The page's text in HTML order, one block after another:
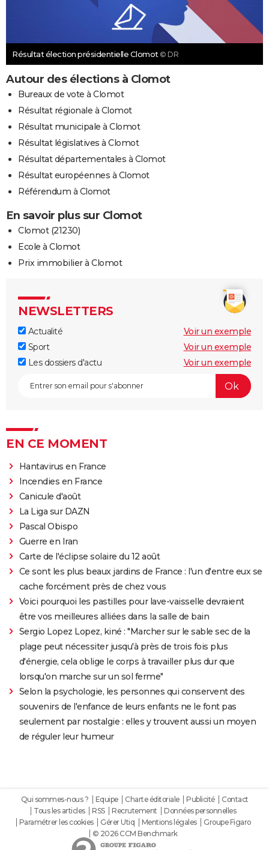
Résultat élection présidentielle Clomot © DR
Autour des élections à Clomot
Bureaux de vote à Clomot
Résultat régionale à Clomot
Résultat municipale à Clomot
Résultat législatives à Clomot
Résultat départementales à Clomot
Résultat européennes à Clomot
Référendum à Clomot
En savoir plus sur Clomot
Clomot (21230)
Ecole à Clomot
Prix immobilier à Clomot
NEWSLETTERS
Actualité
Voir un exemple
Sport
Voir un exemple
Les dossiers d'actu
Voir un exemple
EN CE MOMENT
Hantavirus en France
Incendies en France
Canicule d'août
La Liga sur DAZN
Pascal Obispo
Guerre en Iran
Carte de l'éclipse solaire du 12 août
Ce sont les plus beaux jardins de France : l'un d'entre eux se
cache forcément près de chez vous
Voici pourquoi les pastilles pour lave-vaisselle devraient
être vos meilleures alliées dans la salle de bain
Sergio Lopez Lopez, kiné : "Marcher sur le sable sec de la
plage peut nécessiter jusqu'à près de trois fois plus
d'énergie, cela oblige le corps à travailler plus dur que
lorsqu'on marche sur un sol ferme"
Selon la psychologie, les personnes qui conservent des
souvenirs de l'enfance de leurs enfants ne le font pas
seulement par nostalgie : elles y trouvent aussi un moyen
de réguler leur humeur
Qui sommes-nous ? Equipe Charte éditoriale Publicité
Contact
Tous les articles
RSS Recrutement
Données personnelles
Paramétrer les cookies
Gérer Utiq Mentions légales
Groupe Figaro
© 2026 CCM Benchmark